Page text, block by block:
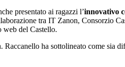
presentato ai ragazzi l’innovativo
tra IT Zanon, Consorzio
web del Castello.
Raccanello ha sottolineato come sia